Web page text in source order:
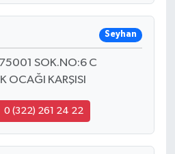
Seyhan
SOK.NO:6 C
OCAĞI KARŞISI
0 (322) 261 24 22